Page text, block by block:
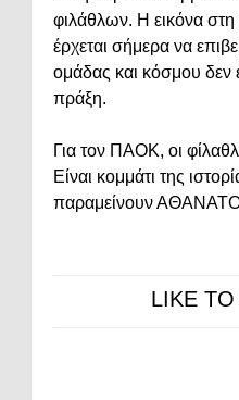
φιλάθλων. Η εικόνα
έρχεται σήμερα να
ομάδας και κόσμου δεν
πράξη.
Για τον ΠΑΟΚ, οι
Είναι κομμάτι της
παραμείνουν
LIKE